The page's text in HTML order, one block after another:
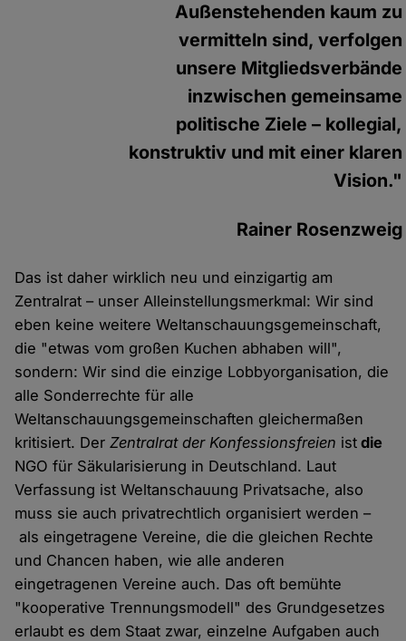
Außenstehenden kaum zu
vermitteln sind, verfolgen
unsere Mitgliedsverbände
inzwischen gemeinsame
politische Ziele – kollegial,
konstruktiv und mit einer klaren
Vision."
Rainer Rosenzweig
Das ist daher wirklich neu und einzigartig am
Zentralrat – unser Alleinstellungsmerkmal: Wir sind
eben keine weitere Weltanschauungsgemeinschaft,
die "etwas vom großen Kuchen abhaben will",
sondern: Wir sind die einzige Lobbyorganisation, die
alle Sonderrechte für alle
Weltanschauungsgemeinschaften gleichermaßen
kritisiert. DerZentralrat der Konfessionsfreien ist die
NGO für Säkularisierung in Deutschland. Laut
Verfassung ist Weltanschauung Privatsache, also
muss sie auch privatrechtlich organisiert werden –
als eingetragene Vereine, die die gleichen Rechte
und Chancen haben, wie alle anderen
eingetragenen Vereine auch. Das oft bemühte
"kooperative Trennungsmodell" des Grundgesetzes
erlaubt es dem Staat zwar, einzelne Aufgaben auch